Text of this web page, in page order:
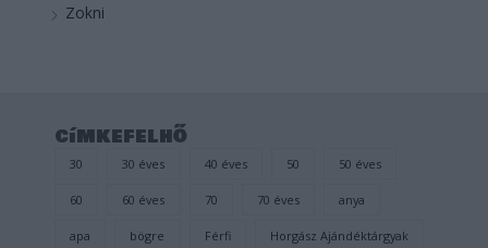
Zokni
címkefelhő
30 30 éves 40 éves 50 50 éves
60 60 éves 70 70 éves anya
apa bögre Férfi Horgász Ajándéktárgyak